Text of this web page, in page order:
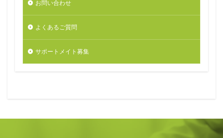
お問い合わせ
よくあるご質問
サポートメイト募集